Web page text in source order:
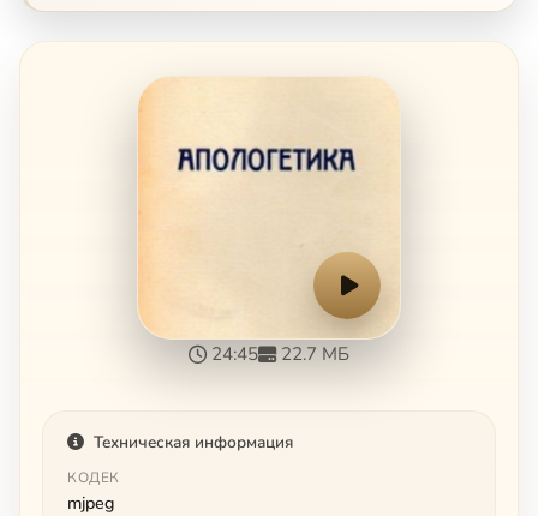
24:45 22.7 МБ
Техническая информация
КОДЕК
mjpeg